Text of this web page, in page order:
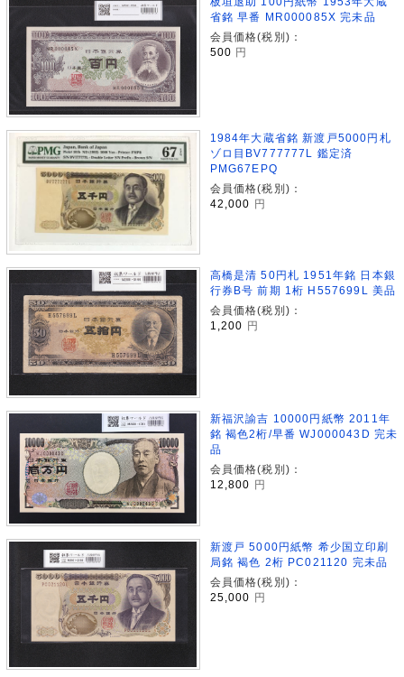
省銘 早番 MR000085X 完未品
会員価格(税別)：
500 円
1984年大蔵省銘 新渡戸5000円札
ゾロ目BV777777L 鑑定済
PMG67EPQ
会員価格(税別)：
42,000
円
高橋是清 50円札 1951年銘 日本銀
行券B号 前期 1桁 H557699L 美品
会員価格(税別)：
1,200 円
新福沢諭吉 10000円紙幣 2011年
銘 褐色2桁/早番 WJ000043D 完未
品
会員価格(税別)：
12,800 円
新渡戸 5000円紙幣 希少国立印刷
局銘 褐色 2桁 PC021120 完未品
会員価格(税別)：
25,000 円